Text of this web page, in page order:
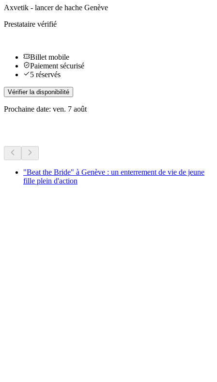
Axvetik - lancer de hache Genève
Prestataire vérifié
Billet mobile
Paiement sécurisé
5 réservés
Vérifier la disponibilité
Prochaine date: ven. 7 août
"Beat the Bride" à Genève : un enterrement de vie de jeune
fille plein d'action